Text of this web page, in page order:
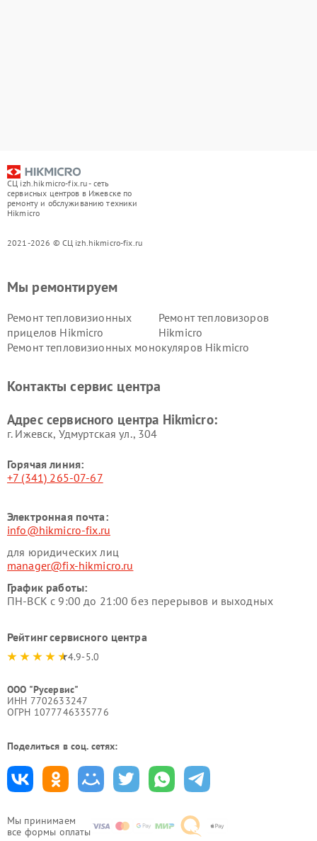
СЦ izh.hikmicro-fix.ru - сеть
сервисных центров в Ижевске по
ремонту и обслуживанию техники
Hikmicro
2021-2026 © СЦ izh.hikmicro-fix.ru
Мы принимаем
все формы оплаты
Мы ремонтируем
Ремонт тепловизионных
прицелов Hikmicro
Ремонт тепловизоров
Hikmicro
Ремонт тепловизионных монокуляров Hikmicro
Контакты сервис центра
Адрес сервисного центра Hikmicro:
г. Ижевск, Удмуртская ул., 304
Горячая линия:
+7 (341) 265-07-67
Электронная почта:
info@hikmicro-fix.ru
для юридических лиц
manager@fix-hikmicro.ru
График работы:
ПН-ВСК с 9:00 до 21:00 без перерывов и выходных
Рейтинг сервисного центра
4.9-5.0
ООО "Русервис"
ИНН 7702633247
ОГРН 1077746335776
Поделиться в соц. сетях: